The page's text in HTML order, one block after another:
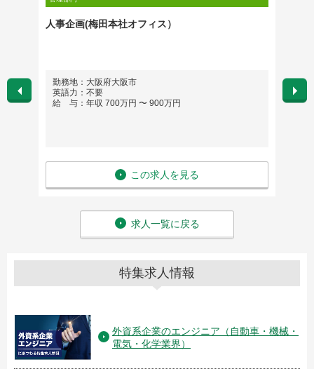
人事企画(梅田本社オフィス）
勤務地：大阪府大阪市
英語力：不要
給 与：年収 700万円 〜 900万円
この求人を見る
勤務
英語
給 与
求人一覧に戻る
特集求人情報
外資系企業のエンジニア（自動車・機械・
電気・化学業界）